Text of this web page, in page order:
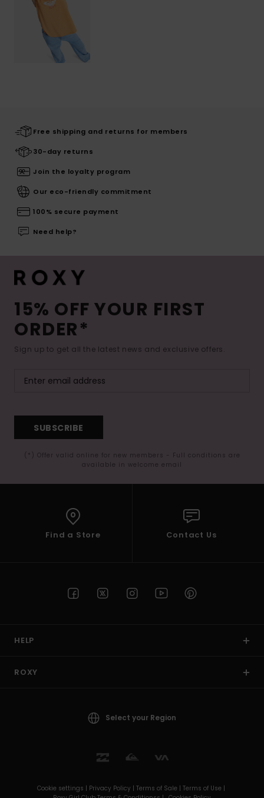
Free shipping and returns for members
30-day returns
Join the loyalty program
Our eco-friendly commitment
100% secure payment
Need help?
15% OFF YOUR FIRST
ORDER*
Sign up to get all the latest news and exclusive offers.
SUBSCRIBE
(*) Offer valid online for new members - Full conditions are
available in welcome email
Find a Store Contact Us
HELP
ROXY
Select your Region
Cookie settings | Privacy Policy | Terms of Sale | Terms of Use |